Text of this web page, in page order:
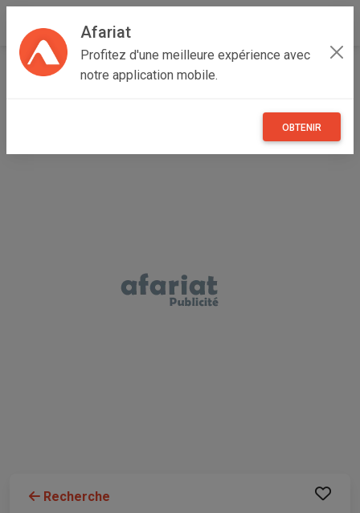
Afariat
Profitez d'une meilleure expérience avec
notre application mobile.
OBTENIR
Accueil Emploi, affaires et services
Recherche